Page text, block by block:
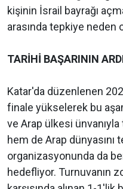
kişinin İsrail bayrağı
arasında tepkiye neden
TARİHİ BAŞARININ
Katar'da düzenlenen
finale yükselerek bu
ve Arap ülkesi
hem de Arap
organizasyonunda da
hedefliyor. Turnuvanın